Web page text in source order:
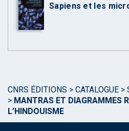
Sapiens et les
CNRS ÉDITIONS > CATALOGUE >
> MANTRAS ET DIAGRAMMES
L’HINDOUISME